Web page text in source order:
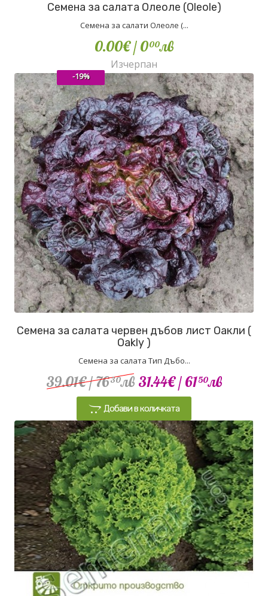
Семена за салата Олеоле (Oleole)
Семена за салати Олеоле (...
0.00€/ 000лв
Изчерпан
Семена за салата червен дъбов лист Оакли (
Oakly )
Семена за салата Тип Дъбо...
39.01€/ 7630лв 31.44€/ 6150лв
Добави в количката
-19%